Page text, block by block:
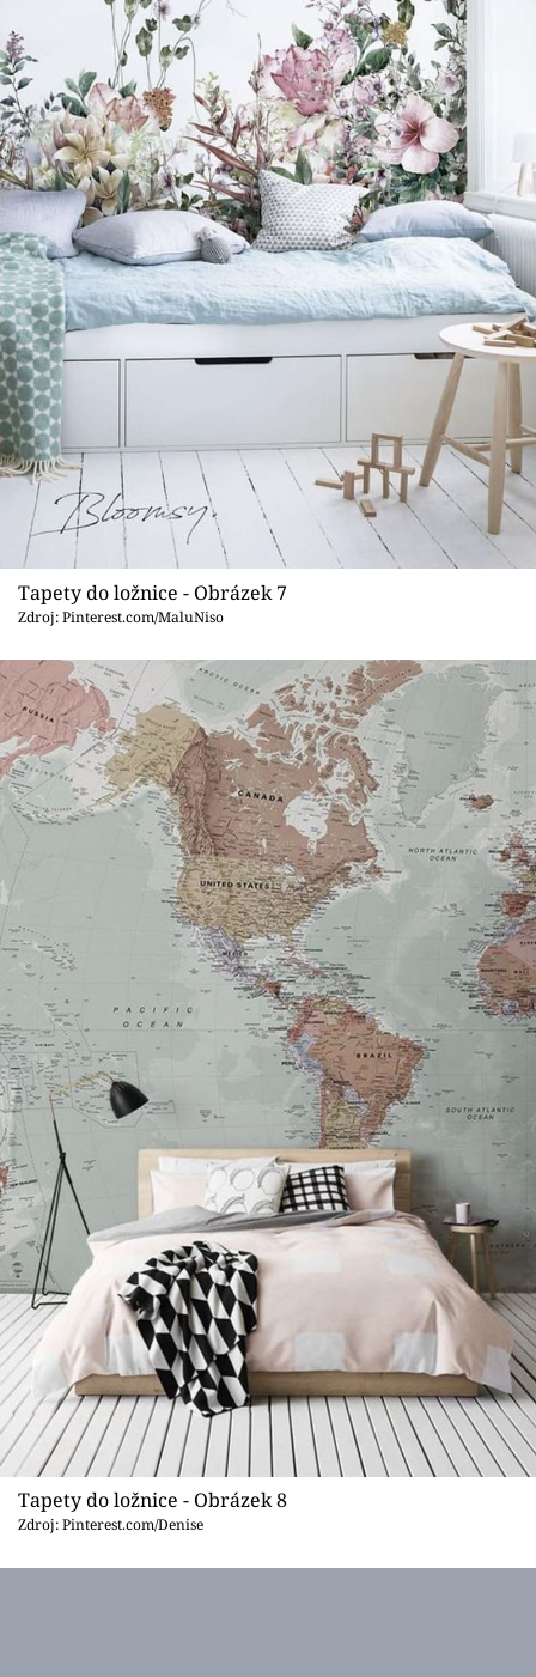
Tapety do ložnice - Obrázek 7
Zdroj: Pinterest.com/MaluNiso
Tapety do ložnice - Obrázek 8
Zdroj: Pinterest.com/Denise